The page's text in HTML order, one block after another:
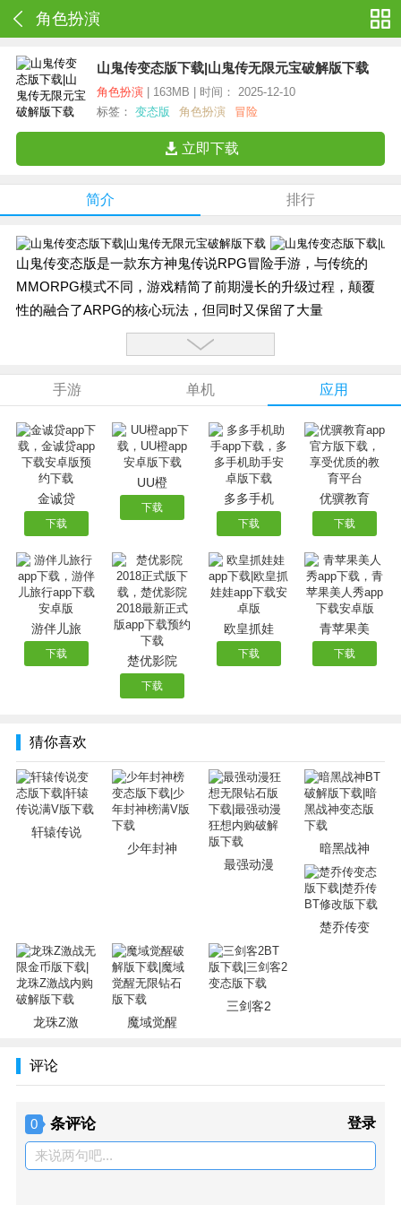
角色扮演
山鬼传变态版下载|山鬼传无限元宝破解版下载
角色扮演| 163MB | 时间： 2025-12-10
标签： 变态版 角色扮演 冒险
立即下载
简介 排行
山鬼传变态版是一款东方神鬼传说RPG冒险手游，与传统的
MMORPG模式不同，游戏精简了前期漫长的升级过程，颠覆
性的融合了ARPG的核心玩法，但同时又保留了大量
MMORPG式的丰富地图、剧情、战场等玩法，让玩家能够充
分提升自我，感受成长的快乐。
【游戏福利】：
★充值比例：1:500
★登陆即送：登陆即送一万元宝、百万金币、满级VIP！
★VIP礼包： 极品宠物，珍惜材料，超强buff点击即送！
★成长基金：两万购买，十倍返还，元宝来的如此简单！
★七日礼包：海量金币、材料、极品宠物送到手软！
珍稀材料！！
★投资月卡：购买月卡，天天领福利，从此成为特权党！
手游 单机 应用
金诚贷
下载
UU橙
下载
多多手机
下载
优骥教育
下载
游伴儿旅
下载 楚优影院
下载
欧皇抓娃
下载
青苹果美
下载
猜你喜欢
轩辕传说
少年封神
最强动漫
暗黑战神
楚乔传变
龙珠Z激 魔域觉醒
三剑客2
评论
0 条评论 登录
来说两句吧...